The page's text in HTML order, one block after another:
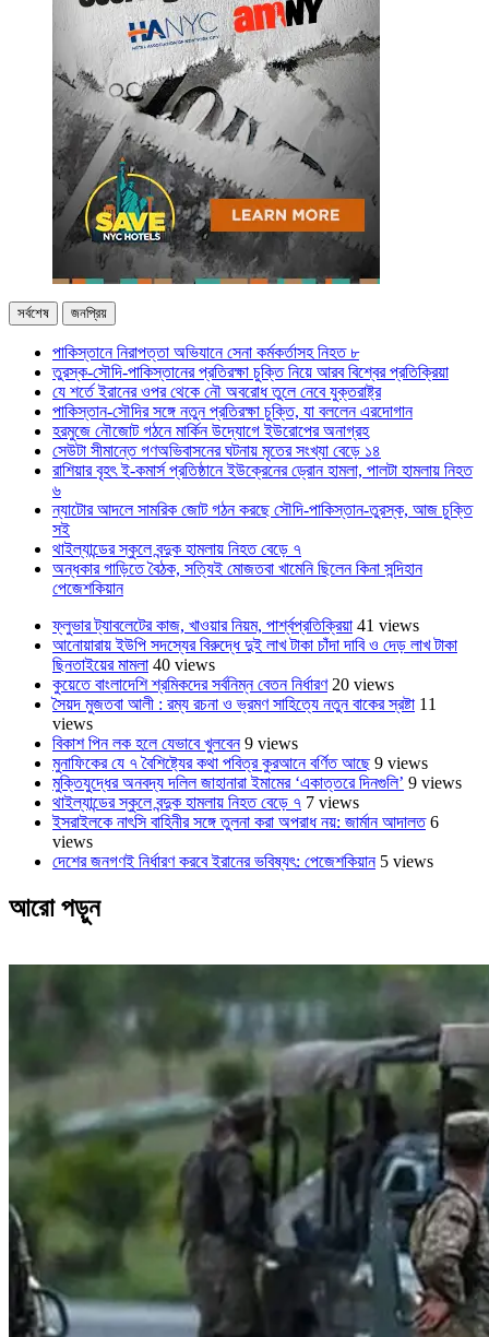
সর্বশেষ জনপ্রিয়
পাকিস্তানে নিরাপত্তা অভিযানে সেনা কর্মকর্তাসহ নিহত ৮
তুরস্ক-সৌদি-পাকিস্তানের প্রতিরক্ষা চুক্তি নিয়ে আরব বিশ্বের প্রতিক্রিয়া
যে শর্তে ইরানের ওপর থেকে নৌ অবরোধ তুলে নেবে যুক্তরাষ্ট্র
পাকিস্তান-সৌদির সঙ্গে নতুন প্রতিরক্ষা চুক্তি, যা বললেন এরদোগান
হরমুজে নৌজোট গঠনে মার্কিন উদ্যোগে ইউরোপের অনাগ্রহ
সেউটা সীমান্তে গণঅভিবাসনের ঘটনায় মৃতের সংখ্যা বেড়ে ১৪
রাশিয়ার বৃহৎ ই-কমার্স প্রতিষ্ঠানে ইউক্রেনের ড্রোন হামলা, পালটা হামলায় নিহত
৬
ন্যাটোর আদলে সামরিক জোট গঠন করছে সৌদি-পাকিস্তান-তুরস্ক, আজ চুক্তি
সই
থাইল্যান্ডের স্কুলে বন্দুক হামলায় নিহত বেড়ে ৭
অন্ধকার গাড়িতে বৈঠক, সত্যিই মোজতবা খামেনি ছিলেন কিনা সন্দিহান
পেজেশকিয়ান
ফ্লুভার ট্যাবলেটের কাজ, খাওয়ার নিয়ম, পার্শ্বপ্রতিক্রিয়া 41 views
আনোয়ারায় ইউপি সদস্যের বিরুদ্ধে দুই লাখ টাকা চাঁদা দাবি ও দেড় লাখ টাকা
ছিনতাইয়ের মামলা 40 views
কুয়েতে বাংলাদেশি শ্রমিকদের সর্বনিম্ন বেতন নির্ধারণ 20 views
সৈয়দ মুজতবা আলী : রম্য রচনা ও ভ্রমণ সাহিত্যে নতুন বাকের স্রষ্টা 11
views
বিকাশ পিন লক হলে যেভাবে খুলবেন 9 views
মুনাফিকের যে ৭ বৈশিষ্ট্যের কথা পবিত্র কুরআনে বর্ণিত আছে 9 views
মুক্তিযুদ্ধের অনবদ্য দলিল জাহানারা ইমামের ‘একাত্তরে দিনগুলি’ 9 views
থাইল্যান্ডের স্কুলে বন্দুক হামলায় নিহত বেড়ে ৭ 7 views
ইসরাইলকে নাৎসি বাহিনীর সঙ্গে তুলনা করা অপরাধ নয়: জার্মান আদালত 6
views
দেশের জনগণই নির্ধারণ করবে ইরানের ভবিষ্যৎ: পেজেশকিয়ান 5 views
আরো পড়ুন